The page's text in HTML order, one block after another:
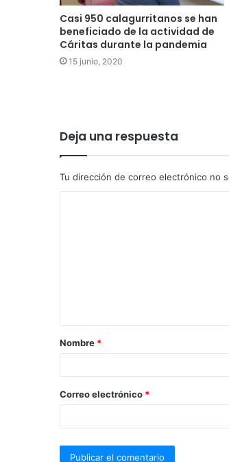
Casi 950 calagurritanos se han
beneficiado de la actividad de
Cáritas durante la pandemia
15 junio, 2020
Deja una respuesta
Tu dirección de correo electrónico no
Nombre *
Correo electrónico *